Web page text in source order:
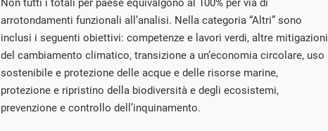
Non tutti i totali per paese equivalgono al 100% per via di
arrotondamenti funzionali all’analisi. Nella categoria “Altri” sono
inclusi i seguenti obiettivi: competenze e lavori verdi, altre mitigazioni
del cambiamento climatico, transizione a un’economia circolare, uso
sostenibile e protezione delle acque e delle risorse marine,
protezione e ripristino della biodiversità e degli ecosistemi,
prevenzione e controllo dell’inquinamento.